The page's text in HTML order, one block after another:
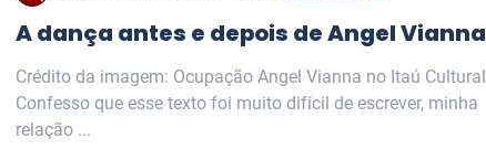
A dança antes e depois de Angel Vianna
Crédito da imagem: Ocupação Angel Vianna no Itaú Cultural
Confesso que esse texto foi muito difícil de escrever, minha
relação ...